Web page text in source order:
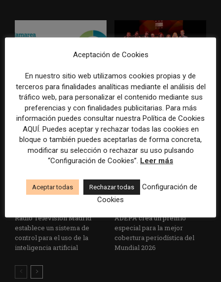
La Marea cierra 2025 con
superávit, pero su
cooperativa pierde 38.542
euros
El Premio Gabo 2026
reconoce cinco historias de
Brasil, España y El Salvador
sobre el poder, la memoria y
la violencia
Radio Televisión Madrid
establece un sistema de
control para el uso de la
inteligencia artificial
ADEPA crea un premio
especial para la mejor
cobertura periodística del
Mundial 2026
Aceptación de Cookies
En nuestro sitio web utilizamos cookies propias y de
terceros para finalidades analíticas mediante el análisis del
tráfico web, para personalizar el contenido mediante sus
preferencias y con finalidades publicitarias. Para más
información puedes consultar nuestra Política de Cookies
AQUÍ. Puedes aceptar y rechazar todas las cookies en
bloque o también puedes aceptarlas de forma concreta,
modificar su selección o rechazar su uso pulsando
“Configuración de Cookies”. Leer más
Aceptar todas Rechazar todas
Configuración de
Cookies